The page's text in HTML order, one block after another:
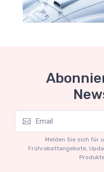
Mythos Collection 1-18
Ferrari 166 MM
€227.05 €239.00
Melden Sie sich für
Frührabattangebote,